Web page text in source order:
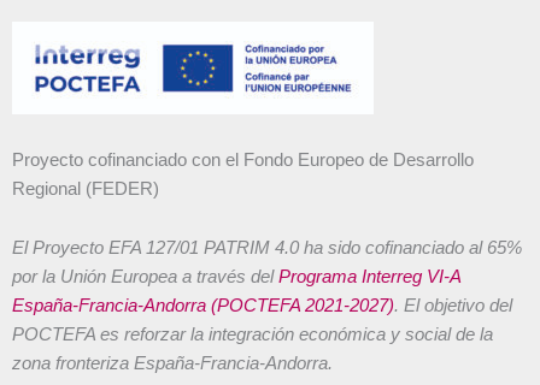
Proyecto cofinanciado con el Fondo Europeo de Desarrollo
Regional (FEDER)
El Proyecto EFA 127/01 PATRIM 4.0 ha sido cofinanciado al 65%
por la Unión Europea a través delPrograma Interreg VI-A
España-Francia-Andorra (POCTEFA 2021-2027). El objetivo del
POCTEFA es reforzar la integración económica y social de la
zona fronteriza España-Francia-Andorra.